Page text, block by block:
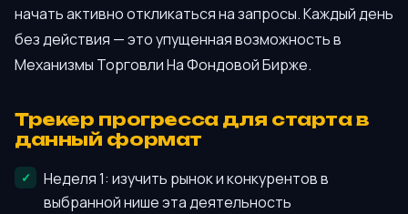
начать активно откликаться на запросы. Каждый день
без действия — это упущенная возможность в
Механизмы Торговли На Фондовой Бирже.
Трекер прогресса для старта в
данный формат
Неделя 1: изучить рынок и конкурентов в
выбранной нише эта деятельность